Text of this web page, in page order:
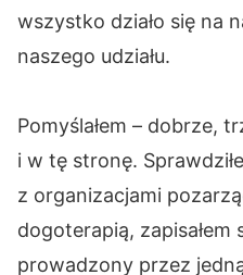
wszystko działo się na
naszego udziału.
Pomyślałem – dobrze,
i w tę stronę.
z organizacjami
dogoterapią,
prowadzony przez